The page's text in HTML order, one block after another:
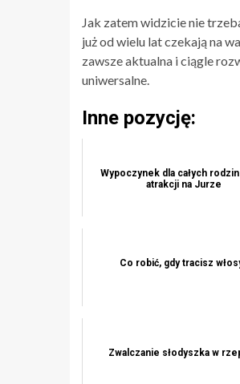
Jak zatem widzicie nie
już od wielu lat czekają na
zawsze aktualna i ciągle
uniwersalne.
Inne pozycję:
Wypoczynek dla całych
atrakcji na Jurze
Co robić, gdy tracisz
Zwalczanie słodyszka w